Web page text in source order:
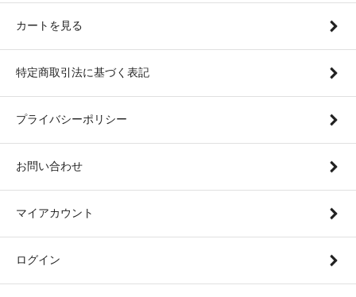
カートを見る
特定商取引法に基づく表記
プライバシーポリシー
お問い合わせ
マイアカウント
ログイン